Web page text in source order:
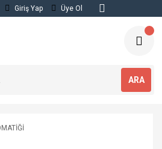
Giriş Yap Üye Ol
ARA